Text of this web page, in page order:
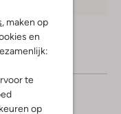
, maken op
en
te
op